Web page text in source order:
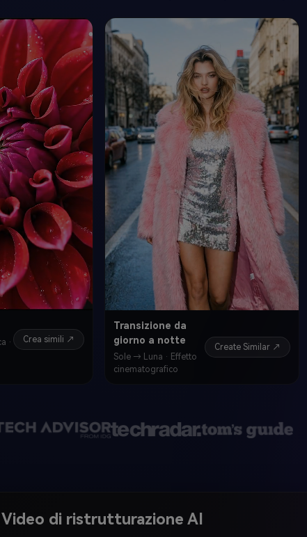
·
Crea simili ↗
Transizione da
giorno a notte
Sole → Luna · Effetto
cinematografico
Create Similar ↗
Video di ristrutturazione AI